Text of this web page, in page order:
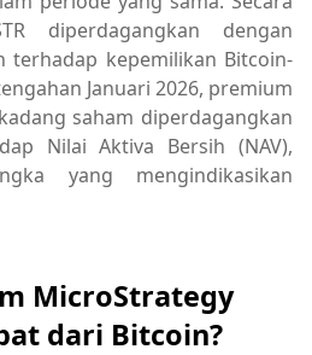
diperdagangkan dengan
terhadap kepemilikan Bitcoin-
Januari 2026, premium
saham diperdagangkan
Nilai Aktiva Bersih (NAV),
yang mengindikasikan
MicroStrategy
dari Bitcoin?